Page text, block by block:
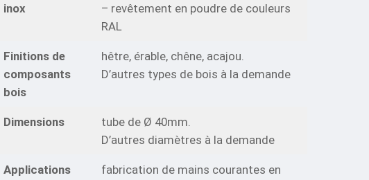
inox
– revêtement en poudre de couleurs
RAL
Finitions de
composants
bois
hêtre, érable, chêne, acajou.
D’autres types de bois à la demande
Dimensions
tube de Ø 40mm.
D’autres diamètres à la demande
Applications
fabrication de mains courantes en